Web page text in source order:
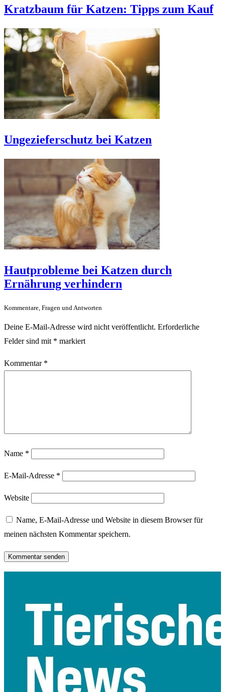
Kratzbaum für Katzen: Tipps zum Kauf
Ungezieferschutz bei Katzen
Hautprobleme bei Katzen durch
Ernährung verhindern
Kommentare, Fragen und Antworten
Deine E-Mail-Adresse wird nicht veröffentlicht. Erforderliche
Felder sind mit * markiert
Kommentar *
Name *
E-Mail-Adresse *
Website
Name, E-Mail-Adresse und Website in diesem Browser für
meinen nächsten Kommentar speichern.